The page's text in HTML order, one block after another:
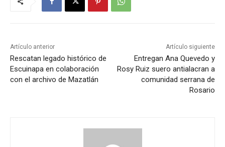
Artículo anterior
Rescatan legado histórico de
Escuinapa en colaboración
con el archivo de Mazatlán
Artículo siguiente
Entregan Ana Quevedo y
Rosy Ruiz suero antialacran a
comunidad serrana de
Rosario